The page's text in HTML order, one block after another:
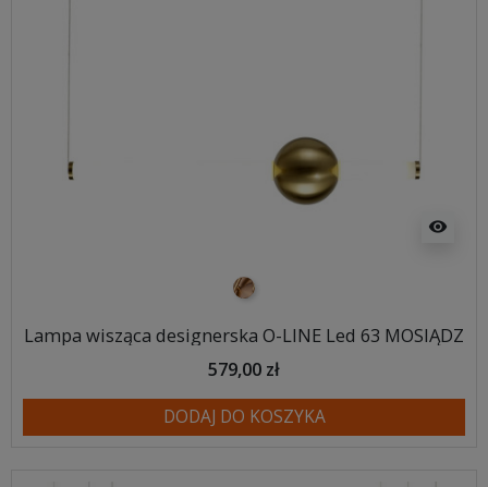
visibility
mosiądz
Lampa wisząca designerska O-LINE Led 63 MOSIĄDZ
579,00 zł
DODAJ DO KOSZYKA